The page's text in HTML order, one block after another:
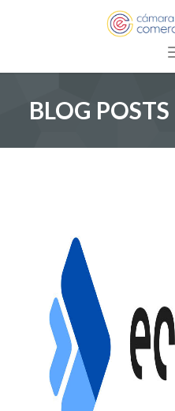
BLOG POSTS